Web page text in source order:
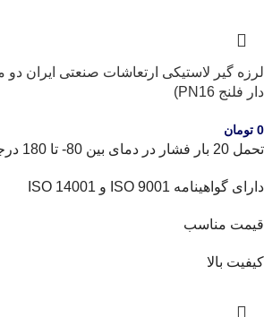
دار فلنج PN16)
0 تومان
تحمل 20 بار فشار در دمای بین 80- تا 180 درجه سلسیوس
دارای گواهینامه ISO 9001 و ISO 14001
قیمت مناسب
کیفیت بالا